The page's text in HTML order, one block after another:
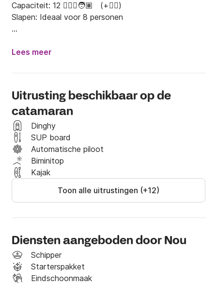
Capaciteit: 12 👱🏾‍♀️🧑🏽‍   (+🧑‍✈️)
Slapen: Ideaal voor 8 personen
Opstapplaats: Ibiza/Formentera 🏝️
INBEGREPEN
- Teams
- Assistent 🚤
- Muziekapparatuur 🔊🎶
- enz.
NIET INBEGREPEN
- 🧑‍✈️Schipper: € 180/dag
- ⛽️Diesel: € 50/dag
Betaling vóór het instappen
Alleen als je slaapt
Beleef een onvergetelijke ervaring!
Vraag het ons -> +info✨
- Verblijf in havens (niet noodzakelijk)
Lees meer
Uitrusting beschikbaar op de
catamaran
Dinghy
SUP board
Automatische piloot
Biminitop
Kajak
Toon alle uitrustingen (+12)
Diensten aangeboden door Nou
Schipper
Starterspakket
Eindschoonmaak